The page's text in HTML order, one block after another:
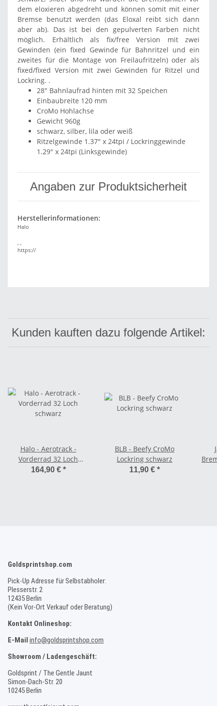
dem eloxieren abgedreht und können somit mit einer
Bremse benutzt werden (das Eloxal reibt sich dann
aber ab). Das ist bei den gepulverten Farben nicht
möglich. Erhältlich als fix/free Version mit zwei
Gewinden (ein fixed Gewinde für Bahnritzel und ein
zweites für die Montage von Freilaufritzeln) oder als
fixed/fixed Version mit zwei Gewinden für Ritzel und
Lockring. .
28" Bahnlaufrad hinten mit 32 Speichen
Einbaubreite 120 mm
CroMo Hohlachse
Gewicht 960g
schwarz, silber, lila oder weiß
Ritzelgewinde 1.37" x 24tpi / Lockringgewinde
1.29" x 24tpi (Linksgewinde)
Angaben zur Produktsicherheit
Herstellerinformationen:
Halo
https://
Kunden kauften dazu folgende Artikel:
Halo - Aerotrack -
Vorderrad 32 Loch
schwarz
164,90 € *
BLB - Beefy CroMo
Lockring schwarz
11,90 € *
Goldsprintshop.com
Pick-Up Adresse für Selbstabholer:
Plesserstr. 2
12435 Berlin
(Kein Vor-Ort Verkauf oder Beratung)
Kontakt Onlineshop:
E-Mail info@goldsprintshop.com
Showroom / Ladengeschäft:
Goldsprint / The Gentle Jaunt
Simon-Dach-Str. 20
10245 Berlin